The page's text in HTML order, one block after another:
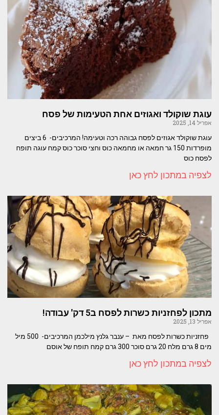
עוגת שוקולד ואגוזים אחת הטעימות של פסח
אפריל 14, 2025
עוגת שוקולד אגוזים לפסח גבוהה רכה וטעימה! המרכיבים- 6 ביצים
מופרדות 150 גר חמאה או מחמאה כוס וחצי סוכר כוס קמח עוגה תופח
לפסח כוס
לצפיה במתכון לחץ כאן
מתכון לפחזניות כשרות לפסח ב5 דק' עבודה!
אפריל 13, 2025
פחזניות כשרות לפסח מאת – ענבר גלנץ מילכמן המרכיבים- 500 מיל
מים 8 גרם מלח 20 גרם סוכר 300 גרם קמח תופח של אוסם
לצפיה במתכון לחץ כאן